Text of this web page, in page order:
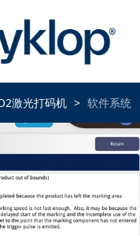
激光打码机 软件系统